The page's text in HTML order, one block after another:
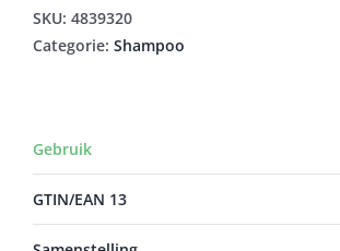
SKU: 4839320
Categorie: Shampoo
Gebruik
GTIN/EAN 13